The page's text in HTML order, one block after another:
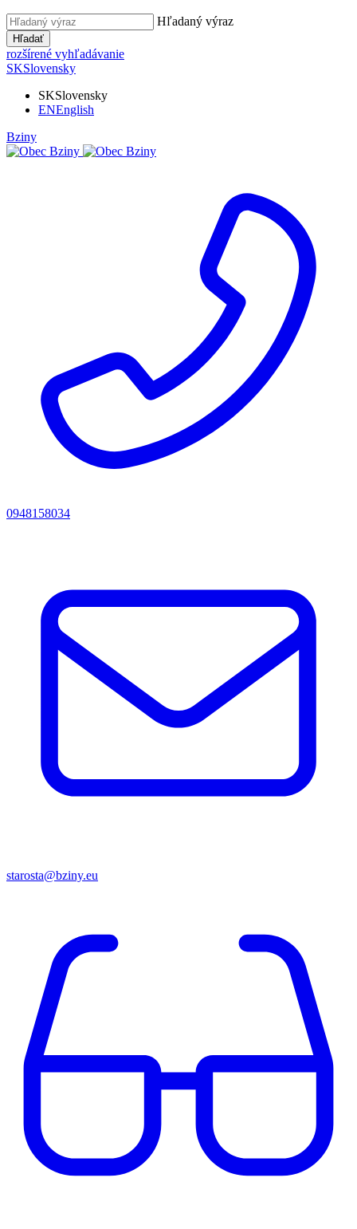
Hľadaný výraz
Hľadať
rozšírené vyhľadávanie
SKSlovensky
SKSlovensky
ENEnglish
Bziny
0948158034
starosta@bziny.eu